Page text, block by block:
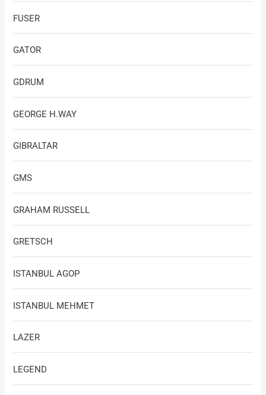
FUSER
GATOR
GDRUM
GEORGE H.WAY
GIBRALTAR
GMS
GRAHAM RUSSELL
GRETSCH
ISTANBUL AGOP
ISTANBUL MEHMET
LAZER
LEGEND